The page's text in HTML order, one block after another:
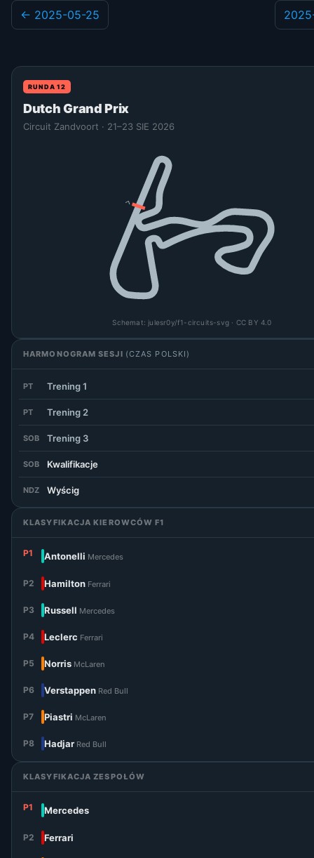
← 2025-05-25
RUNDA 12
Dutch Grand Prix
Circuit Zandvoort · 21–23 SIE 2026
Schemat: julesr0y/f1-circuits-svg · CC BY 4.0
HARMONOGRAM SESJI (CZAS POLSKI)
PT Trening 1
PT Trening 2
SOB Trening 3
SOB Kwalifikacje
NDZ Wyścig
KLASYFIKACJA KIEROWCÓW F1
P1 Antonelli Mercedes
P2 Hamilton Ferrari
P3 Russell Mercedes
P4 Leclerc Ferrari
P5 Norris McLaren
P6 Verstappen Red Bull
P7 Piastri McLaren
P8 Hadjar Red Bull
KLASYFIKACJA ZESPOŁÓW
P1 Mercedes
P2 Ferrari